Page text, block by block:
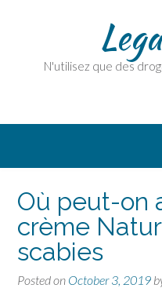
N'utilisez que des
Où peut-on
crème
scabies
Posted on October 3, 2019